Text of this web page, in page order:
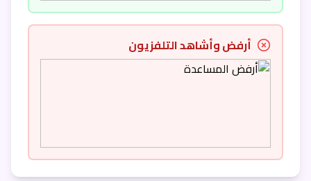
أرفض وأشاهد التلفزيون